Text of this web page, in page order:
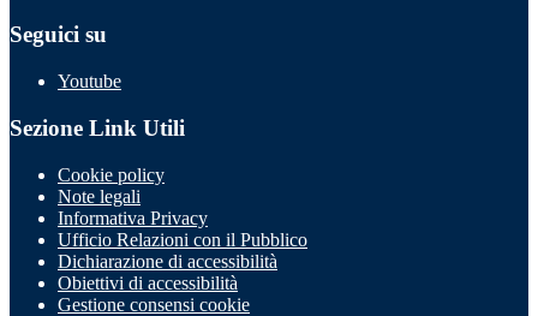
Seguici su
Youtube
Sezione Link Utili
Cookie policy
Note legali
Informativa Privacy
Ufficio Relazioni con il Pubblico
Dichiarazione di accessibilità
Obiettivi di accessibilità
Gestione consensi cookie